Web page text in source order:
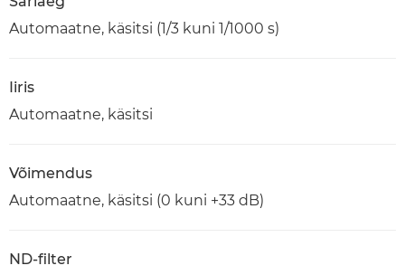
Automaatne, käsitsi (1/3 kuni 1/1000 s)
Iiris
Automaatne, käsitsi
Võimendus
Automaatne, käsitsi (0 kuni +33 dB)
ND-filter